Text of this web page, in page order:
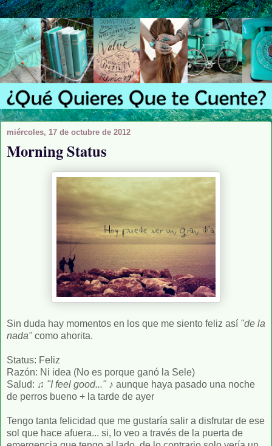
miércoles, 17 de octubre de 2012
Morning Status
Sin duda hay momentos en los que me siento feliz así "de la
nada" como ahorita.
Status: Feliz
Razón: Ni idea (No es porque ganó la Sele)
Salud: ♫ "I feel good..." ♪ aunque haya pasado una noche
de perros bueno + la tarde de ayer
Tengo tanta felicidad que me gustaría salir a disfrutar de ese
sol que hace afuera... si, lo veo a través de la puerta de